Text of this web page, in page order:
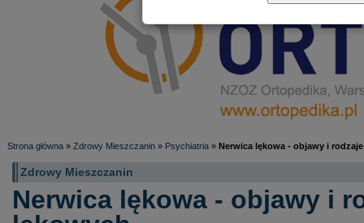
Strona główna » Zdrowy Mieszczanin » Psychiatria » Nerwica lękowa - objawy i
Zdrowy Mieszczanin
Nerwica lękowa - objawy i